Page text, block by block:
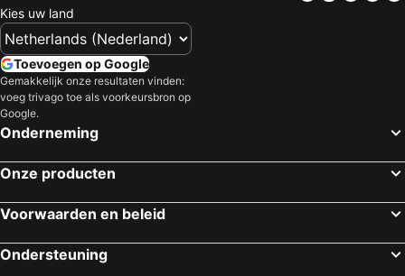
ArtPlaza
Boutique Hotel Casa Foch
Hotel Colonial San Agustin
Hosteria Ecologica Sumak Pakari
La Quinta by Wyndham Quito
NH Collection Quito Royal
Hotel Reina Isabel
Fenix Hotel
Friends Hotel & Rooftop
Hotel Casa Gangotena
Hotel San Francisco de Quito
Hotel Casa Alquimia
Hostal Yumbo Imperial
Kies uw land
Toevoegen op Google
Gemakkelijk onze resultaten vinden:
voeg trivago toe als voorkeursbron op
Google.
Onderneming
Onze producten
Voorwaarden en beleid
Ondersteuning